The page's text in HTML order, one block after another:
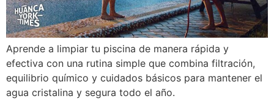
Aprende a limpiar tu piscina de manera rápida y
efectiva con una rutina simple que combina filtración,
equilibrio químico y cuidados básicos para mantener el
agua cristalina y segura todo el año.